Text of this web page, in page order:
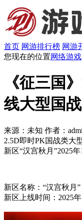
首页 网游排行榜 网游
您现在的位置网络游戏
《征三国
线大型国战
来源：未知 作者：
2.5D即时PK国战类大
新区“汉宫秋月”2025
新区名称：“汉宫秋月”
新区上线时间：2025